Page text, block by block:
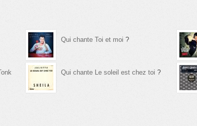
Qui chante Toi et moi ?
Qui chante Le soleil est chez toi ?